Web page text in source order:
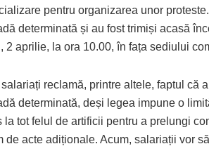
pentru organizarea unor
determinată și au fost trimiși acasă
2 aprilie, la ora 10.00, în fața sediului
reclamă, printre altele, faptul că
determinată, deși legea impune o
la tot felul de artificii pentru a prelungi
de acte adiționale. Acum, salariații vor